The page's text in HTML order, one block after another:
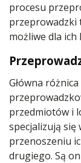
procesu
przeprowadzki
możliwe dla ich
Główna
przedmiotów i
specjalizują
przenoszeniu
drugiego. Są